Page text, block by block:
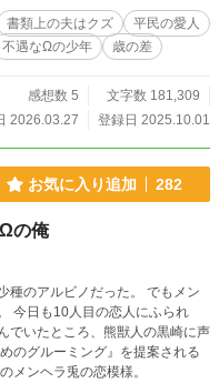
るカイラス。 あまりにも
達のために……。
す。 ✻オメ
ルは幸せになるハッピーエンド
うかお目溢しを…。 ✻男性妊娠
書類上の夫はクズ
平民の愛人
不遇なΩの少年 歳の差
感想数 5
文字数 181,309
2026.03.27
登録日 2025.10.01
お気に入り追加 282
の俺
種のアルビノだった。 でもメン
でいたところ、熊獣人の黒崎に声
のメンヘラ兎の恋模様。